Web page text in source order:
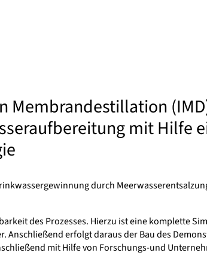
mit Hilfe
durch
des Prozesses. Hierzu ist eine komplette
erfolgt daraus der Bau des
mit Hilfe von Forschungs-und